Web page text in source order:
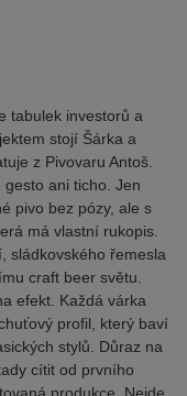
tabulek investorů a
stojí Šárka a
z Pivovaru Antoš.
ani ticho. Jen
pivo bez pózy, ale s
má vlastní rukopis.
sládkovského řemesla
craft beer světu.
efekt. Každá várka
profil, který baví
stylů. Důraz na
cítit od prvního